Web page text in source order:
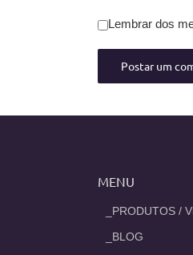
Lembrar dos
MENU
_PRODUTOS /
_BLOG